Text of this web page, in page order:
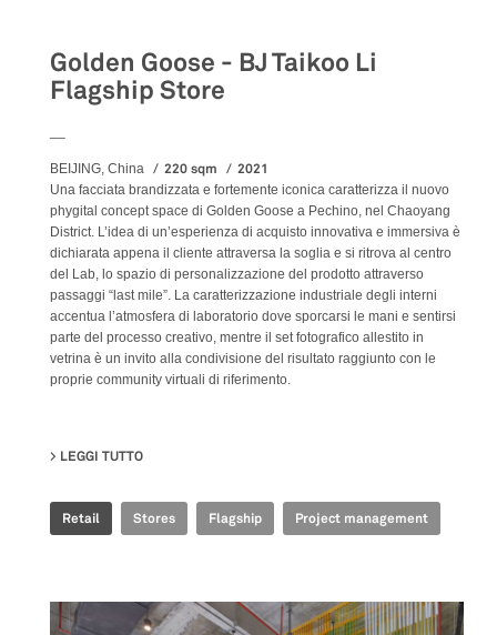
Golden Goose - BJ Taikoo Li
Flagship Store
BEIJING, China 220 sqm 2021
Una facciata brandizzata e fortemente iconica caratterizza il nuovo
phygital concept space di Golden Goose a Pechino, nel Chaoyang
District. L’idea di un’esperienza di acquisto innovativa e immersiva è
dichiarata appena il cliente attraversa la soglia e si ritrova al centro
del Lab, lo spazio di personalizzazione del prodotto attraverso
passaggi “last mile”. La caratterizzazione industriale degli interni
accentua l’atmosfera di laboratorio dove sporcarsi le mani e sentirsi
parte del processo creativo, mentre il set fotografico allestito in
vetrina è un invito alla condivisione del risultato raggiunto con le
proprie community virtuali di riferimento.
LEGGI TUTTO
Retail Stores Flagship Project management